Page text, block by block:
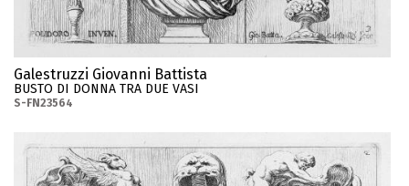
Galestruzzi Giovanni Battista
BUSTO DI DONNA TRA DUE VASI
S-FN23564